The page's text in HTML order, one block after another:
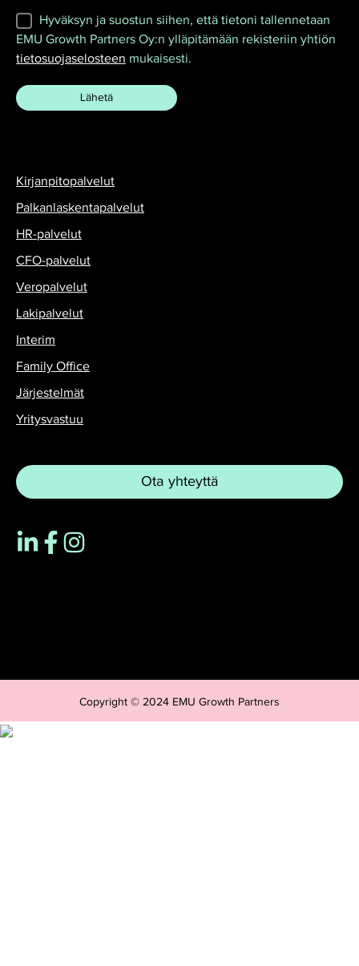
Hyväksyn ja suostun siihen, että tietoni tallennetaan
EMU Growth Partners Oy:n ylläpitämään rekisteriin yhtiön
tietosuojaselosteen mukaisesti.
Kirjanpitopalvelut
Palkanlaskentapalvelut
HR-palvelut
CFO-palvelut
Veropalvelut
Lakipalvelut
Interim
Family Office
Järjestelmät
Yritysvastuu
Ota yhteyttä
Copyright © 2024 EMU Growth Partners